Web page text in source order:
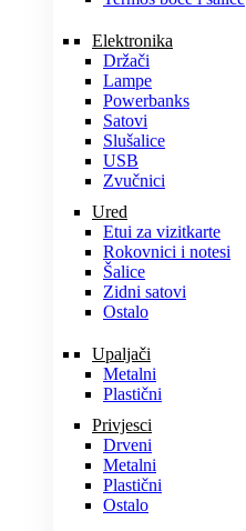
Elektronika
Držači
Lampe
Powerbanks
Satovi
Slušalice
USB
Zvučnici
Ured
Etui za vizitkarte
Rokovnici i notesi
Šalice
Zidni satovi
Ostalo
Upaljači
Metalni
Plastični
Privjesci
Drveni
Metalni
Plastični
Ostalo